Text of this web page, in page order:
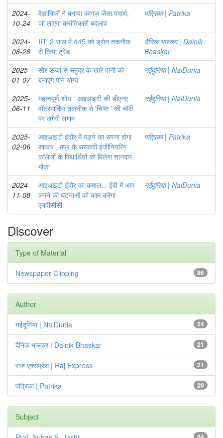
2024-
10-24
वैज्ञानिकों ने बनाया कागज़ जैसा पदार्थ,
जो लाएगा क्रांतिकारी बदलाव
पत्रिका | Patrika
2024-
08-28
IIT: 2 साल में 445 को ड्रोन तकनीक
से किया ट्रेंड
दैनिक भास्कर | Dainik
Bhaskar
2025-
01-07
सौर ऊर्जा से समुद्र के खारे पानी को
बनाएंगे पीने योग्य
नईदुनिया | NaiDunia
2025-
06-11
महत्वपूर्ण शोध : आइआइटी की डीएनए
वॉटरमार्किंग तकनीक से 'चिप्स ' की चोरी
पर लगेगी लगाम
नईदुनिया | NaiDunia
2025-
02-06
आइआइटी इंदौर में पड़ने का सपना होगा
साकार , मप्र के सरकारी इंजीनियरिंग
कॉलेजों के विद्यार्थियों को मिलेगा शानदार
मौका
पत्रिका | Patrika
2024-
11-08
आइआइटी इंदौर का कमाल... ईवी में आग
लगने की घटनाओं को काम करेगा
एनपीसीसी
नईदुनिया | NaiDunia
Discover
Type of Material
86
Newspaper Clipping
Author
24
नईदुनिया | NaiDunia
21
दैनिक भास्कर | Dainik Bhaskar
21
राज एक्सप्रेस | Raj Express
20
पत्रिका | Patrika
Subject